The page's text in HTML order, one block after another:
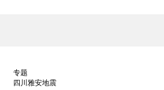
专题
四川雅安地震